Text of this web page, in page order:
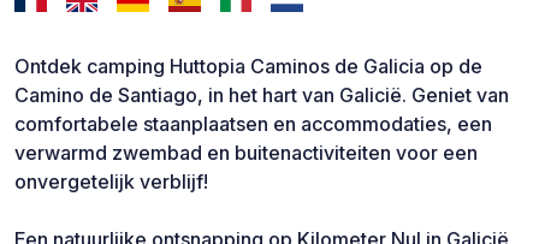
Ontdek camping Huttopia Caminos de Galicia op de
Camino de Santiago, in het hart van Galicië. Geniet van
comfortabele staanplaatsen en accommodaties, een
verwarmd zwembad en buitenactiviteiten voor een
onvergetelijk verblijf!
Een natuurlijke ontsnapping op Kilometer Nul in Galicië